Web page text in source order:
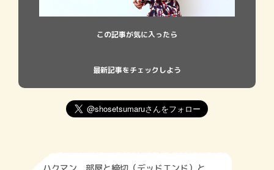
この記事が気に入ったら
最新記事をチェックしよう